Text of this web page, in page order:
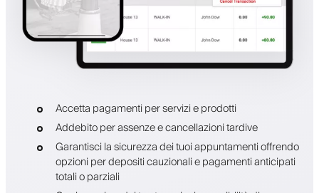
Accetta pagamenti per servizi e prodotti
Addebito per assenze e cancellazioni tardive
Garantisci la sicurezza dei tuoi appuntamenti offrendo
opzioni per depositi cauzionali e pagamenti anticipati
totali o parziali